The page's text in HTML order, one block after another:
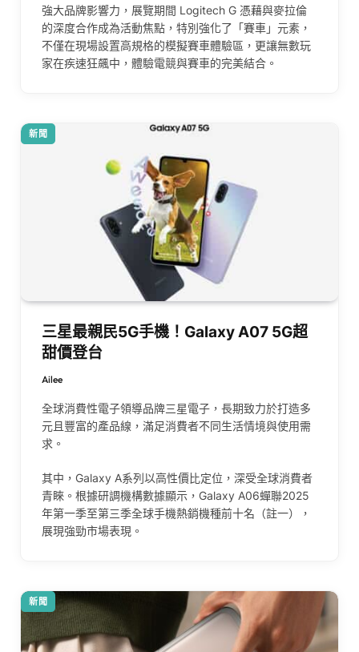
強大品牌影響力，展覽期間 Logitech G 憑藉與麥拉倫
的深度合作成為活動焦點，特別強化了「賽車」元素，
不僅在現場設置高規格的模擬賽車體驗區，更讓無數玩
家在疾速狂飆中，體驗電競與賽車的完美結合。
新聞
三星最親民5G手機！Galaxy A07 5G超
甜價登台
Ailee
全球消費性電子領導品牌三星電子，長期致力於打造多
元且豐富的產品線，滿足消費者不同生活情境與使用需
求。
其中，Galaxy A系列以高性價比定位，深受全球消費者
青睞。根據研調機構數據顯示，Galaxy A06蟬聯2025
年第一季至第三季全球手機熱銷機種前十名（註一），
展現強勁市場表現。
新聞